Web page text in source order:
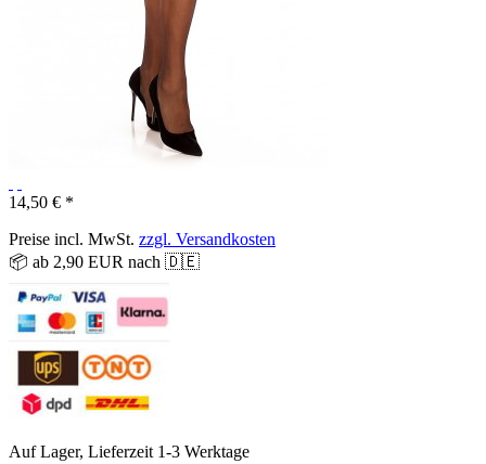
14,50 € *
Preise incl. MwSt. zzgl. Versandkosten
📦 ab 2,90 EUR nach 🇩🇪
Auf Lager, Lieferzeit 1-3 Werktage